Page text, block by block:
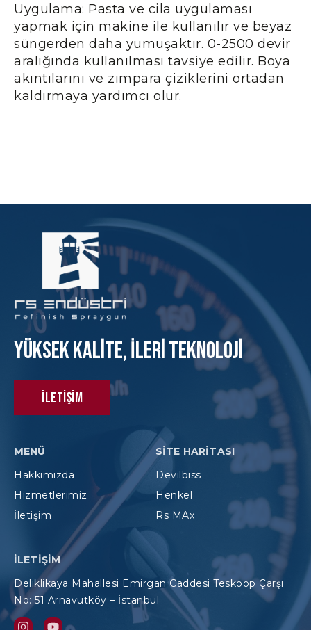
Uygulama: Pasta ve cila uygulaması
yapmak için makine ile kullanılır ve beyaz
süngerden daha yumuşaktır. 0-2500 devir
aralığında kullanılması tavsiye edilir. Boya
akıntılarını ve zımpara çiziklerini ortadan
kaldırmaya yardımcı olur.
Yüksek KAlite, İleri Teknoloji
İletişim
MENÜ
Hakkımızda
Hizmetlerimiz
İletişim
SITE HARITASI
Devilbiss
Henkel
Rs MAx
İLETIŞIM
Deliklikaya Mahallesi Emirgan Caddesi Teskoop Çarşı
No: 51 Arnavutköy – İstanbul